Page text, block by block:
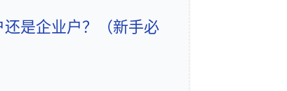
是企业户？（新手必